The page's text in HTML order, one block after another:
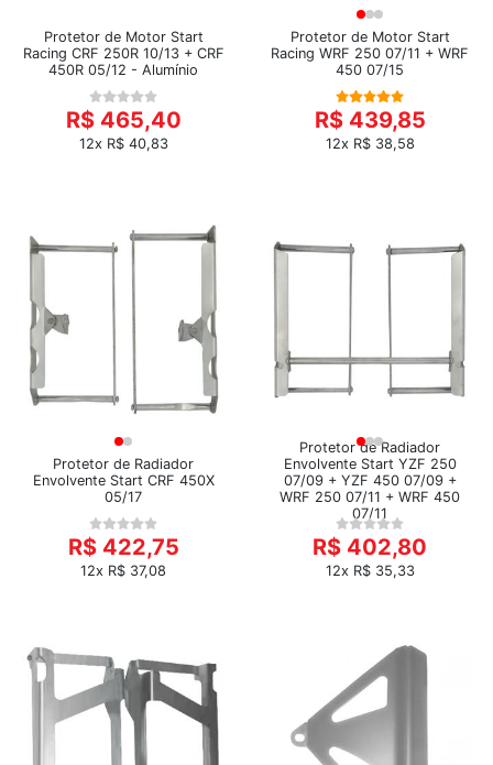
Protetor de Motor Start
Racing CRF 250R 10/13 + CRF
450R 05/12 - Alumínio
R$ 465,40
12x R$ 40,83
Protetor de Motor Start
Racing WRF 250 07/11 + WRF
450 07/15
R$ 439,85
12x R$ 38,58
Protetor de Radiador
Envolvente Start CRF 450X
05/17
R$ 422,75
12x R$ 37,08
Protetor de Radiador
Envolvente Start YZF 250
07/09 + YZF 450 07/09 +
WRF 250 07/11 + WRF 450
07/11
R$ 402,80
12x R$ 35,33